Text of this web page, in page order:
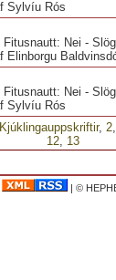
Sylvíu Rós
Nei -
Elinborgu
Nei -
Sylvíu Rós
Kjúklingauppskriftir, 2
12, 13
| ©